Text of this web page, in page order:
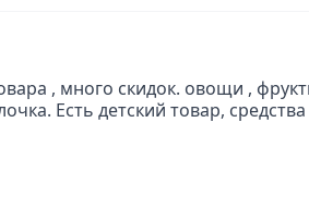
, много скидок. овощи ,
Есть детский товар,